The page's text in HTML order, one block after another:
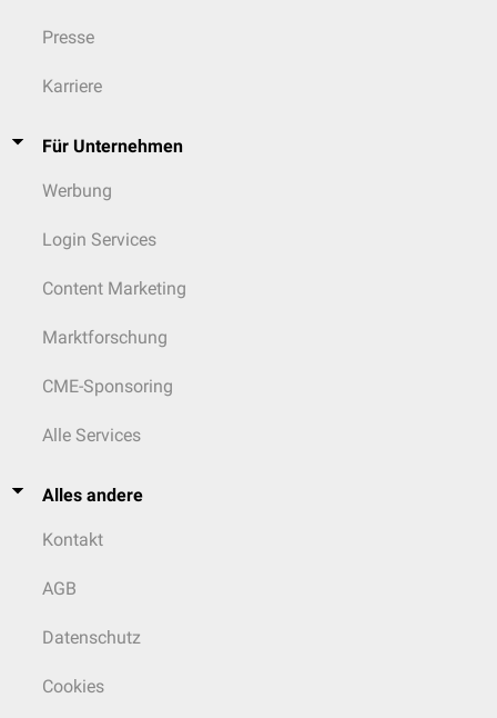
Presse
Karriere
Für Unternehmen
Werbung
Login Services
Content Marketing
Marktforschung
CME-Sponsoring
Alle Services
Alles andere
Kontakt
AGB
Datenschutz
Cookies